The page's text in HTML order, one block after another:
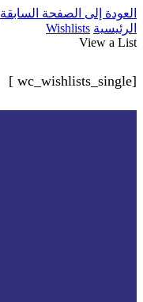
العودة إلى الصفحة السابقة
الرئيسية Wishlists
View a List
[wc_wishlists_single ]